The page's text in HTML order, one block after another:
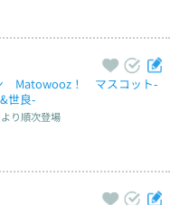
Matowooz！　マスコット‐
世良‐
より順次登場